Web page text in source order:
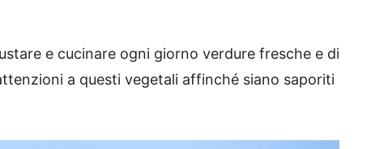
e cucinare ogni giorno verdure fresche e di
a questi vegetali affinché siano saporiti